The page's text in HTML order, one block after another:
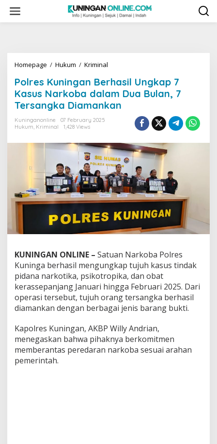
content
Homepage / Hukum / Kriminal
Berhasil
Ungkap
7
Kasus
Bulan,
7
Tersangka
Diamankan
Polres Kuningan Berhasil Ungkap 7
Kasus Narkoba dalam Dua Bulan, 7
Tersangka Diamankan
Kuninganonline
07 February 2025
Hukum, Kriminal 1,428 Views
KUNINGAN ONLINE – Satuan Narkoba Polres
Kuninga berhasil mengungkap tujuh kasus tindak
pidana narkotika, psikotropika, dan obat
kerassepanjang Januari hingga Februari 2025. Dari
operasi tersebut, tujuh orang tersangka berhasil
diamankan dengan berbagai jenis barang bukti.
Kapolres Kuningan, AKBP Willy Andrian,
menegaskan bahwa pihaknya berkomitmen
memberantas peredaran narkoba sesuai arahan
pemerintah.